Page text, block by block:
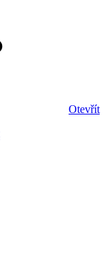
Otevřít